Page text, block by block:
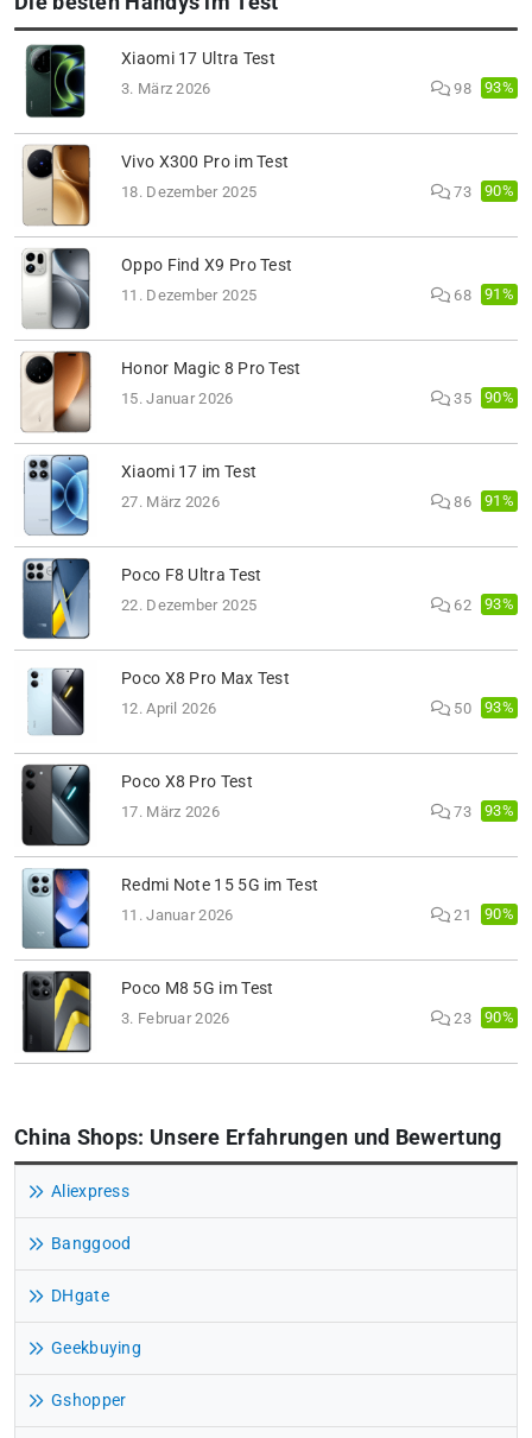
Xiaomi 17 Ultra Test
3. März 2026 98 93%
Vivo X300 Pro im Test
18. Dezember 2025 73 90%
Oppo Find X9 Pro Test
11. Dezember 2025 68 91%
Honor Magic 8 Pro Test
15. Januar 2026 35 90%
Xiaomi 17 im Test
27. März 2026 86 91%
Poco F8 Ultra Test
22. Dezember 2025 62 93%
Poco X8 Pro Max Test
12. April 2026 50 93%
Poco X8 Pro Test
17. März 2026 73 93%
Redmi Note 15 5G im Test
11. Januar 2026 21 90%
Poco M8 5G im Test
3. Februar 2026 23 90%
China Shops: Unsere Erfahrungen und Bewertung
Aliexpress
Banggood
DHgate
Geekbuying
Gshopper